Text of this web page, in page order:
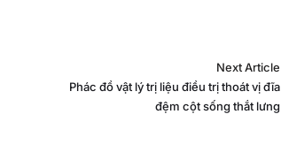
Next Article
Phác đồ vật lý trị liệu điều trị thoát vị đĩa
đệm cột sống thắt lưng